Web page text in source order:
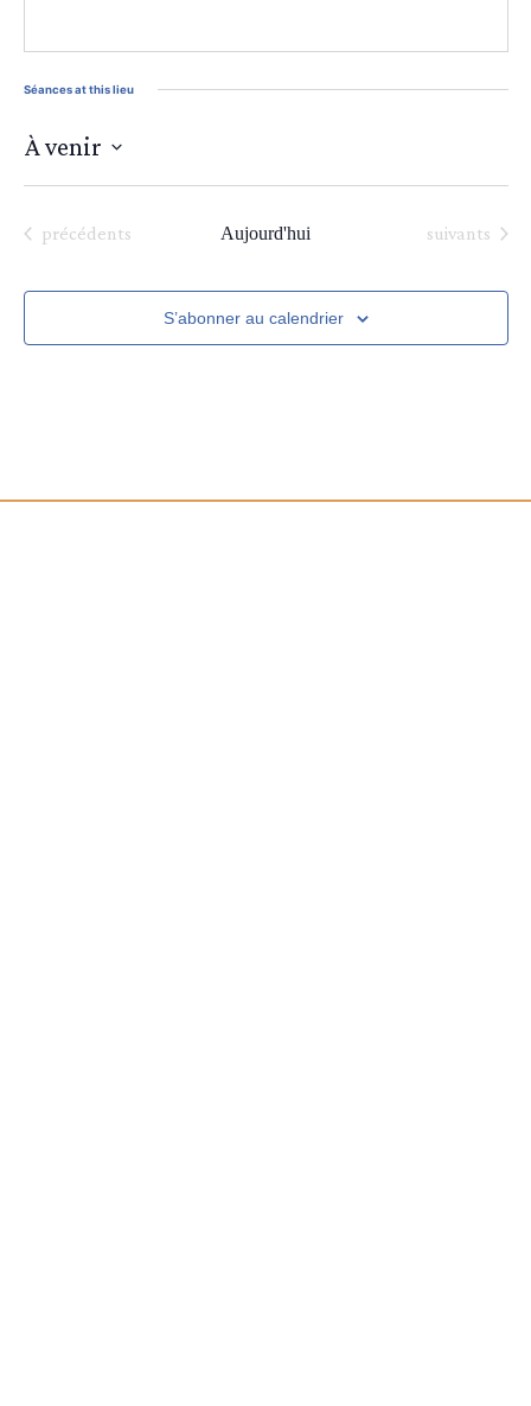
Séances at this lieu
À venir
une
Séances
précédents Aujourd'hui Séances
suivants
S’abonner au calendrier